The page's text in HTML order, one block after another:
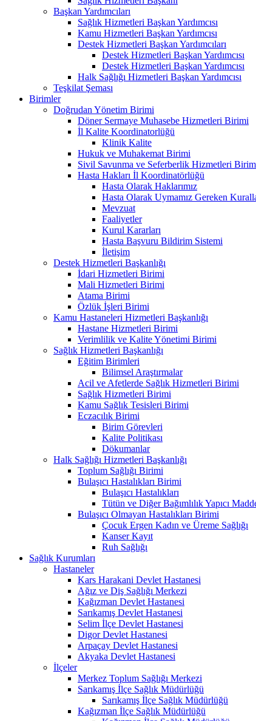
Başkan Yardımcıları
Sağlık Hizmetleri Başkan Yardımcısı
Kamu Hizmetleri Başkan Yardımcısı
Destek Hizmetleri Başkan Yardımcıları
Destek Hizmetleri Başkan Yardımcısı
Destek Hizmetleri Başkan Yardımcısı
Halk Sağlığı Hizmetleri Başkan Yardımcısı
Teşkilat Şeması
Birimler
Doğrudan Yönetim Birimi
Döner Sermaye Muhasebe Hizmetleri Birimi
İl Kalite Koordinatorlüğü
Klinik Kalite
Hukuk ve Muhakemat Birimi
Sivil Savunma ve Seferberlik Hizmetleri
Hasta Hakları İl Koordinatörlüğü
Hasta Olarak Haklarımız
Hasta Olarak Uymamız Gereken
Mevzuat
Faaliyetler
Kurul Kararları
Hasta Başvuru Bildirim Sistemi
İletişim
Destek Hizmetleri Başkanlığı
İdari Hizmetleri Birimi
Mali Hizmetleri Birimi
Atama Birimi
Özlük İşleri Birimi
Kamu Hastaneleri Hizmetleri Başkanlığı
Hastane Hizmetleri Birimi
Verimlilik ve Kalite Yönetimi Birimi
Sağlık Hizmetleri Başkanlığı
Eğitim Birimleri
Bilimsel Araştırmalar
Acil ve Afetlerde Sağlık Hizmetleri Birimi
Sağlık Hizmetleri Birimi
Kamu Sağlık Tesisleri Birimi
Eczacılık Birimi
Birim Görevleri
Kalite Politikası
Dökumanlar
Halk Sağlığı Hizmetleri Başkanlığı
Toplum Sağlığı Birimi
Bulaşıcı Hastalıkları Birimi
Bulaşıcı Hastalıkları
Tütün ve Diğer Bağımlılık Yapıcı
Bulaşıcı Olmayan Hastalıkları Birimi
Çocuk Ergen Kadın ve Üreme Sağlığı
Kanser Kayıt
Ruh Sağlığı
Sağlık Kurumları
Hastaneler
Kars Harakani Devlet Hastanesi
Ağız ve Diş Sağlığı Merkezi
Kağızman Devlet Hastanesi
Sarıkamış Devlet Hastanesi
Selim İlçe Devlet Hastanesi
Digor Devlet Hastanesi
Arpaçay Devlet Hastanesi
Akyaka Devlet Hastanesi
İlçeler
Merkez Toplum Sağlığı Merkezi
Sarıkamış İlçe Sağlık Müdürlüğü
Sarıkamış İlçe Sağlık Müdürlüğü
Kağızman İlçe Sağlık Müdürlüğü